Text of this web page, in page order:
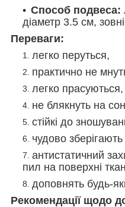
Способ подвеса:
діаметр 3.5 см,
Переваги:
легко перуться,
практично не
легко прасуються,
не блякнуть на
стійкі до
чудово
антистатичний
пил на поверхні
доповнять будь-
Рекомендації щодо